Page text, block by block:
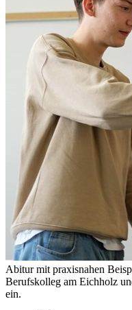
Abitur mit praxisnahen
Berufskolleg am Eichholz
ein.